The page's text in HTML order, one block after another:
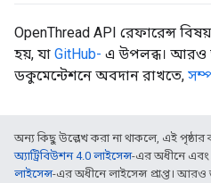
OpenThread API রেফারেন্স
হয়, যা GitHub- এ উপলব্ধ। আরও
ডকুমেন্টেশনে অবদান রাখতে,
অন্য কিছু উল্লেখ করা না থাকলে, এই পৃষ্ঠার
অ্যাট্রিবিউশন 4.0 লাইসেন্স-এর অধীনে এবং
লাইসেন্স-এর অধীনে লাইসেন্স প্রাপ্ত। আরও